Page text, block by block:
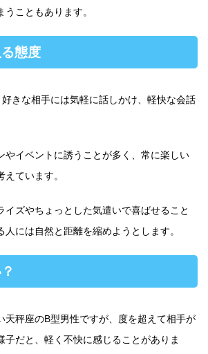
こともあります。
態度
きな相手には気軽に話しかけ、軽快な会話
やイベントに誘うことが多く、常に楽しい
ています。
イズやちょっとした気遣いで喜ばせること
には自然と距離を縮めようとします。
天秤座のB型男性ですが、度を超えて相手が
子だと、軽く不快に感じることがありま